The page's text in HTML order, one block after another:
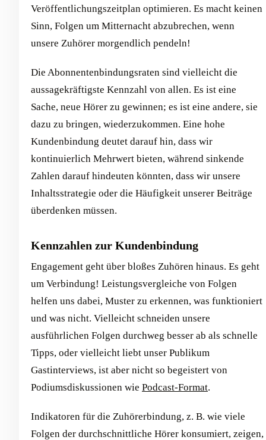
Veröffentlichungszeitplan optimieren. Es macht keinen
Sinn, Folgen um Mitternacht abzubrechen, wenn
unsere Zuhörer morgendlich pendeln!
Die Abonnentenbindungsraten sind vielleicht die
aussagekräftigste Kennzahl von allen. Es ist eine
Sache, neue Hörer zu gewinnen; es ist eine andere, sie
dazu zu bringen, wiederzukommen. Eine hohe
Kundenbindung deutet darauf hin, dass wir
kontinuierlich Mehrwert bieten, während sinkende
Zahlen darauf hindeuten könnten, dass wir unsere
Inhaltsstrategie oder die Häufigkeit unserer Beiträge
überdenken müssen.
Kennzahlen zur Kundenbindung
Engagement geht über bloßes Zuhören hinaus. Es geht
um Verbindung! Leistungsvergleiche von Folgen
helfen uns dabei, Muster zu erkennen, was funktioniert
und was nicht. Vielleicht schneiden unsere
ausführlichen Folgen durchweg besser ab als schnelle
Tipps, oder vielleicht liebt unser Publikum
Gastinterviews, ist aber nicht so begeistert von
Podiumsdiskussionen wie Podcast-Format.
Indikatoren für die Zuhörerbindung, z. B. wie viele
Folgen der durchschnittliche Hörer konsumiert, zeigen,